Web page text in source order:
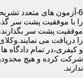
6-آزمون های متعدد
را با موفقیت پشت سر
موفقیت پشت سر
را دریافت می
و کیفری،در تمام
شرکت کرده و هیچ
ندارند.